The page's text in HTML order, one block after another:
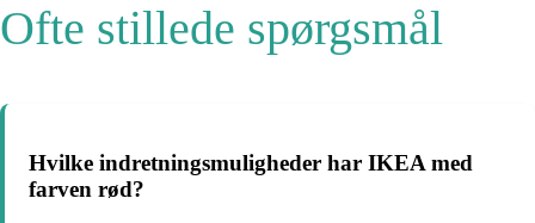
Ofte stillede spørgsmål
Hvilke indretningsmuligheder har IKEA med
farven rød?